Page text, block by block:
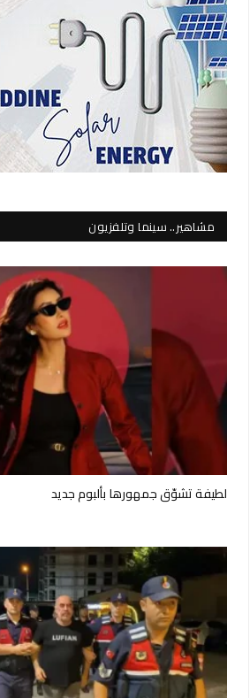
مشاهير.. سينما وتلفزيون
لطيفة تشوّق جمهورها بألبوم جديد